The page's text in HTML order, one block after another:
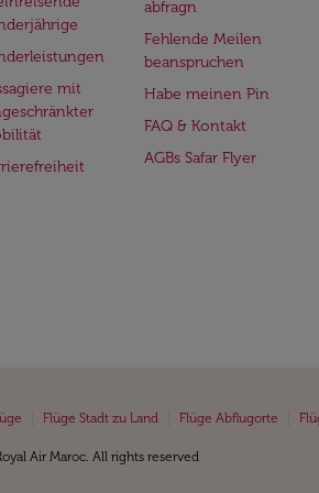
mit
abfragn
Fehlende Meilen
beanspruchen
Habe meinen Pin
FAQ & Kontakt
AGBs Safar Flyer
Flüge Stadt zu Land Flüge Abflugorte
Air Maroc. All rights reserved